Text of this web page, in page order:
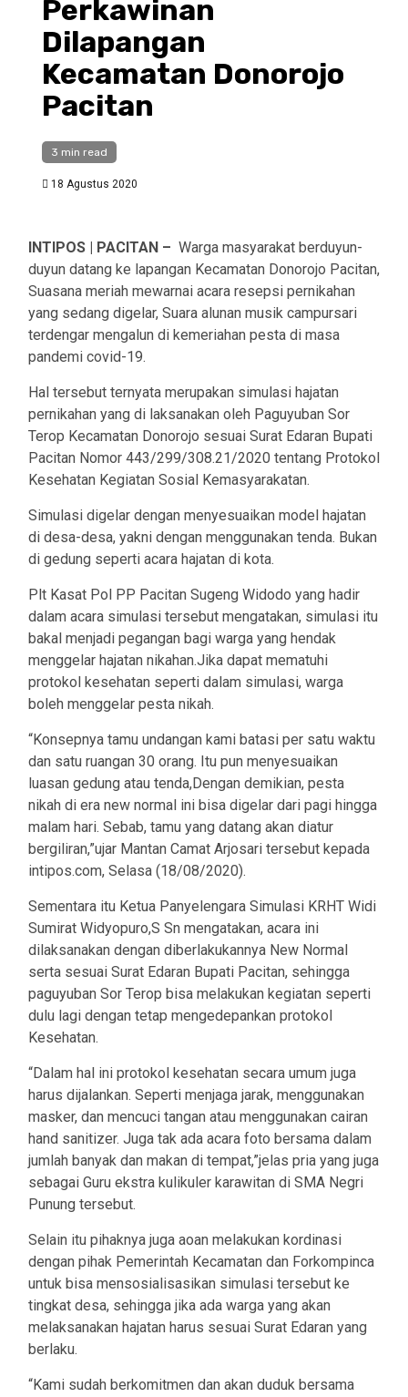
Perkawinan
Dilapangan
Kecamatan Donorojo
Pacitan
3 min read
18 Agustus 2020
INTIPOS | PACITAN – Warga masyarakat berduyun-
duyun datang ke lapangan Kecamatan Donorojo Pacitan,
Suasana meriah mewarnai acara resepsi pernikahan
yang sedang digelar, Suara alunan musik campursari
terdengar mengalun di kemeriahan pesta di masa
pandemi covid-19.
Hal tersebut ternyata merupakan simulasi hajatan
pernikahan yang di laksanakan oleh Paguyuban Sor
Terop Kecamatan Donorojo sesuai Surat Edaran Bupati
Pacitan Nomor 443/299/308.21/2020 tentang Protokol
Kesehatan Kegiatan Sosial Kemasyarakatan.
Simulasi digelar dengan menyesuaikan model hajatan
di desa-desa, yakni dengan menggunakan tenda. Bukan
di gedung seperti acara hajatan di kota.
Plt Kasat Pol PP Pacitan Sugeng Widodo yang hadir
dalam acara simulasi tersebut mengatakan, simulasi itu
bakal menjadi pegangan bagi warga yang hendak
menggelar hajatan nikahan.Jika dapat mematuhi
protokol kesehatan seperti dalam simulasi, warga
boleh menggelar pesta nikah.
“Konsepnya tamu undangan kami batasi per satu waktu
dan satu ruangan 30 orang. Itu pun menyesuaikan
luasan gedung atau tenda,Dengan demikian, pesta
nikah di era new normal ini bisa digelar dari pagi hingga
malam hari. Sebab, tamu yang datang akan diatur
bergiliran,”ujar Mantan Camat Arjosari tersebut kepada
intipos.com, Selasa (18/08/2020).
Sementara itu Ketua Panyelengara Simulasi KRHT Widi
Sumirat Widyopuro,S Sn mengatakan, acara ini
dilaksanakan dengan diberlakukannya New Normal
serta sesuai Surat Edaran Bupati Pacitan, sehingga
paguyuban Sor Terop bisa melakukan kegiatan seperti
dulu lagi dengan tetap mengedepankan protokol
Kesehatan.
“Dalam hal ini protokol kesehatan secara umum juga
harus dijalankan. Seperti menjaga jarak, menggunakan
masker, dan mencuci tangan atau menggunakan cairan
hand sanitizer. Juga tak ada acara foto bersama dalam
jumlah banyak dan makan di tempat,”jelas pria yang juga
sebagai Guru ekstra kulikuler karawitan di SMA Negri
Punung tersebut.
Selain itu pihaknya juga aoan melakukan kordinasi
dengan pihak Pemerintah Kecamatan dan Forkompinca
untuk bisa mensosialisasikan simulasi tersebut ke
tingkat desa, sehingga jika ada warga yang akan
melaksanakan hajatan harus sesuai Surat Edaran yang
berlaku.
“Kami sudah berkomitmen dan akan duduk bersama